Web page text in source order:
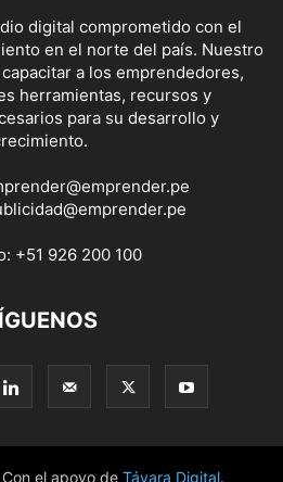
digital comprometido con el
en el norte del país. Nuestro
a los emprendedores,
herramientas, recursos y
para su desarrollo y
+51 926 200 100
el apoyo de Távara Digital.